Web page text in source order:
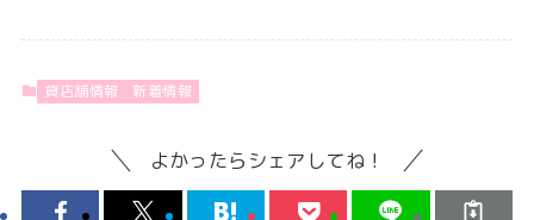
貸店舗情報 新着情報
よかったらシェアしてね！